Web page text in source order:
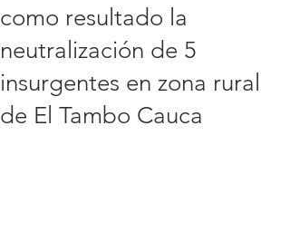
como resultado la
neutralización de 5
insurgentes en zona rural
de El Tambo Cauca